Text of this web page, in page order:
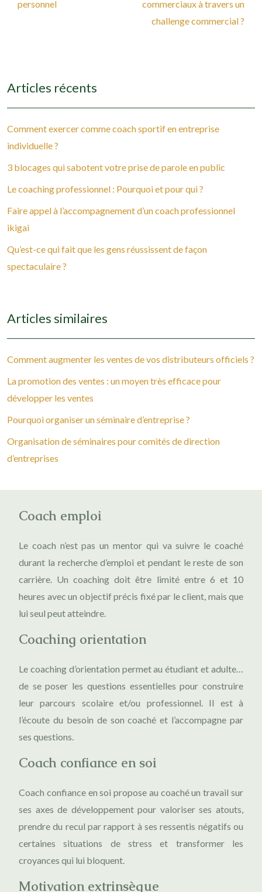
personnel
commerciaux à travers un
challenge commercial ?
Articles récents
Comment exercer comme coach sportif en entreprise
individuelle ?
3 blocages qui sabotent votre prise de parole en public
Le coaching professionnel : Pourquoi et pour qui ?
Faire appel à l’accompagnement d’un coach professionnel
ikigai
Qu’est-ce qui fait que les gens réussissent de façon
spectaculaire ?
Articles similaires
Comment augmenter les ventes de vos distributeurs officiels ?
La promotion des ventes : un moyen très efficace pour
développer les ventes
Pourquoi organiser un séminaire d’entreprise ?
Organisation de séminaires pour comités de direction
d’entreprises
Coach emploi
Le coach n’est pas un mentor qui va suivre le coaché
durant la recherche d’emploi et pendant le reste de son
carrière. Un coaching doit être limité entre 6 et 10
heures avec un objectif précis fixé par le client, mais que
lui seul peut atteindre.
Coaching orientation
Le coaching d’orientation permet au étudiant et adulte…
de se poser les questions essentielles pour construire
leur parcours scolaire et/ou professionnel. Il est à
l’écoute du besoin de son coaché et l’accompagne par
ses questions.
Coach confiance en soi
Coach confiance en soi propose au coaché un travail sur
ses axes de développement pour valoriser ses atouts,
prendre du recul par rapport à ses ressentis négatifs ou
certaines situations de stress et transformer les
croyances qui lui bloquent.
Motivation extrinsèque